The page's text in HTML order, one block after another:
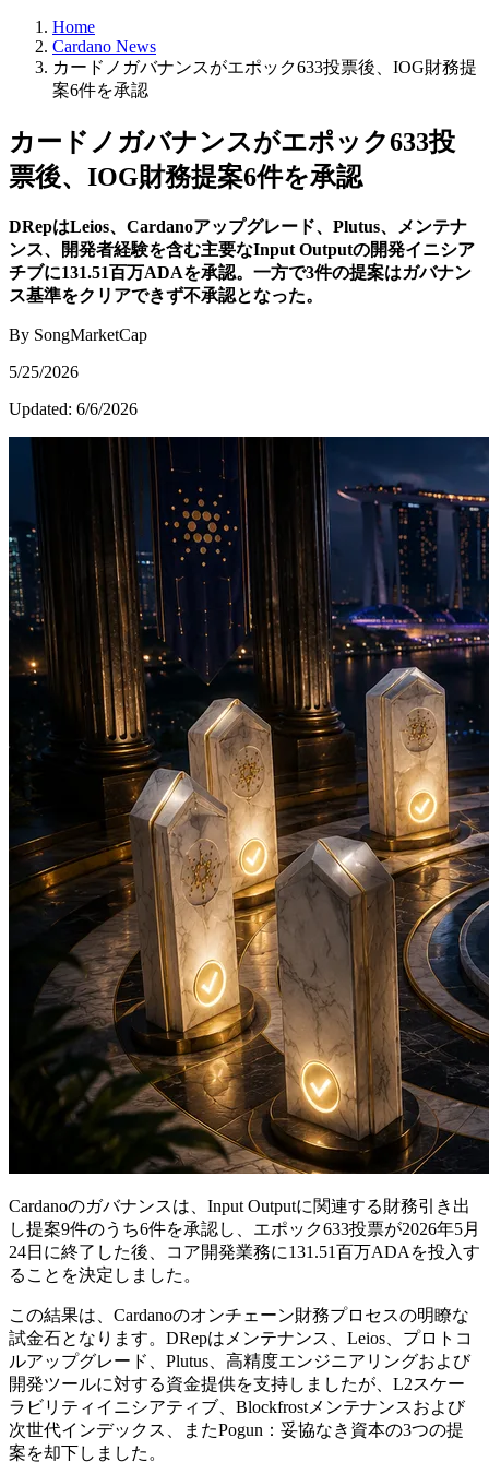
Home
Cardano News
カードノガバナンスがエポック633投票後、IOG財務提
案6件を承認
カードノガバナンスがエポック633投
票後、IOG財務提案6件を承認
DRepはLeios、Cardanoアップグレード、Plutus、メンテナ
ンス、開発者経験を含む主要なInput Outputの開発イニシア
チブに131.51百万ADAを承認。一方で3件の提案はガバナン
ス基準をクリアできず不承認となった。
By SongMarketCap
5/25/2026
Updated: 6/6/2026
Cardanoのガバナンスは、Input Outputに関連する財務引き出
し提案9件のうち6件を承認し、エポック633投票が2026年5月
24日に終了した後、コア開発業務に131.51百万ADAを投入す
ることを決定しました。
この結果は、Cardanoのオンチェーン財務プロセスの明瞭な
試金石となります。DRepはメンテナンス、Leios、プロトコ
ルアップグレード、Plutus、高精度エンジニアリングおよび
開発ツールに対する資金提供を支持しましたが、L2スケー
ラビリティイニシアティブ、Blockfrostメンテナンスおよび
次世代インデックス、またPogun：妥協なき資本の3つの提
案を却下しました。